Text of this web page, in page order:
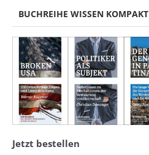
BUCHREIHE WISSEN KOMPAKT
Jetzt bestellen